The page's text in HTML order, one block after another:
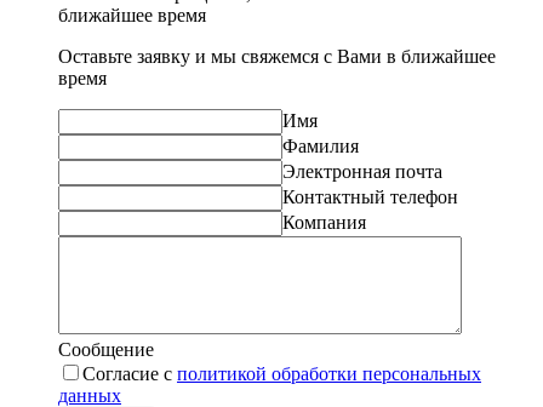
ближайшее время
Оставьте заявку и мы свяжемся с Вами в ближайшее
время
Имя
Фамилия
Электронная почта
Контактный телефон
Компания
Сообщение
Согласие с политикой обработки персональных
данных